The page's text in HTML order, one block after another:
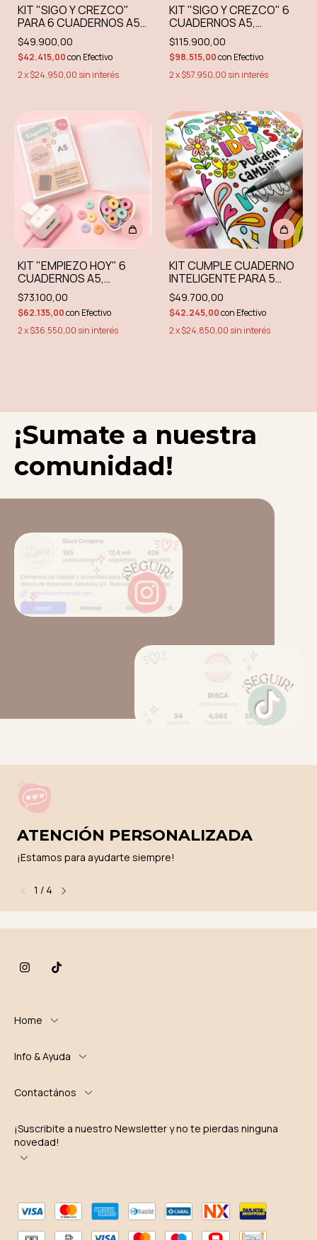
KIT "SIGO Y CREZCO"
PARA 6 CUADERNOS A5,
SIN PERFORADORA
$49.900,00
$42.415,00con Efectivo
2x$24.950,00 sin interés
KIT "SIGO Y CREZCO" 6
CUADERNOS A5,
INCLUYE PERFORADORA
MÚLTIPLE DASA
$115.900,00
$98.515,00con Efectivo
2x$57.950,00 sin interés
KIT "EMPIEZO HOY" 6
CUADERNOS A5,
INCLUYE PERFORADORA
IBI CRAFT
$73.100,00
$62.135,00con Efectivo
2x$36.550,00 sin interés
KIT CUMPLE CUADERNO
INTELIGENTE PARA 5
INVITADAS/OS
$49.700,00
$42.245,00con Efectivo
2x$24.850,00 sin interés
¡Sumate a nuestra
comunidad!
ATENCIÓN PERSONALIZADA
¡Estamos para ayudarte siempre!
1 / 4
Home
Info & Ayuda
Contactános
¡Suscribite a nuestro Newsletter y no te pierdas ninguna
novedad!